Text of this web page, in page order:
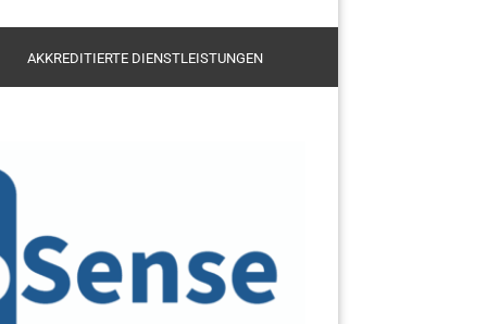
Leasing
AKKREDITIERTE DIENSTLEISTUNGEN